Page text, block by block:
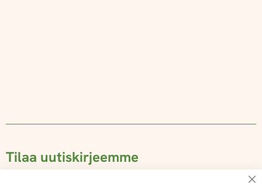
Tilaa uutiskirjeemme